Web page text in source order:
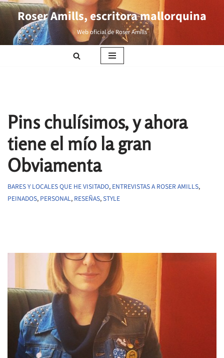
Saltar
al
Roser Amills, escritora mallorquina
Web oficial de Roser Amills
Pins chulísimos, y ahora
tiene el mío la gran
Obviamenta
BARES Y LOCALES QUE HE VISITADO, ENTREVISTAS A ROSER AMILLS,
PEINADOS, PERSONAL, RESEÑAS,STYLE